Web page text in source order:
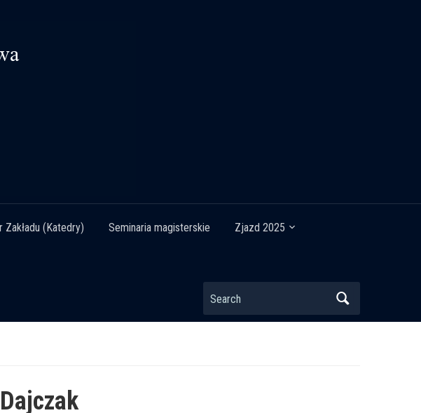
Zakładu (Katedry) Seminaria magisterskie Zjazd 2025
Search